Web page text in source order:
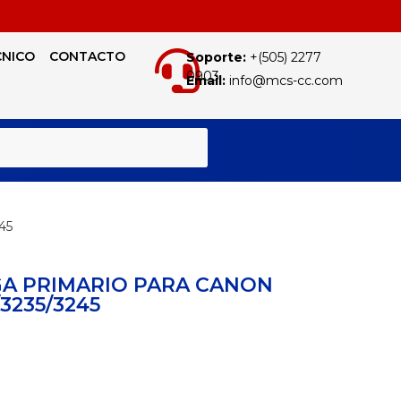
CONTACTO Soporte:+(505) 2277
0903
Email:info@mcs-cc.com
PRIMARIO PARA CANON
3245